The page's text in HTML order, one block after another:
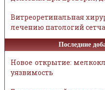
Витреоретинальная
лечению патологий
Последние
Новое открытие:
уязвимость